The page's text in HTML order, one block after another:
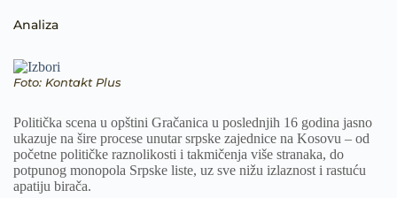
Analiza
Foto: Kontakt Plus
Politička scena u opštini Gračanica u poslednjih 16 godina jasno
ukazuje na šire procese unutar srpske zajednice na Kosovu – od
početne političke raznolikosti i takmičenja više stranaka, do
potpunog monopola Srpske liste, uz sve nižu izlaznost i rastuću
apatiju birača.